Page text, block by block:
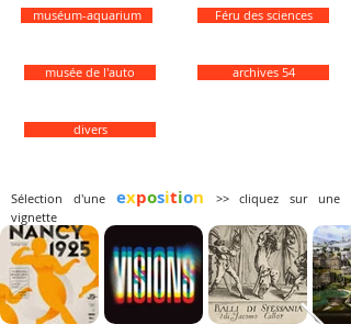
muséum-aquarium
musée de l'auto
Féru des sciences
archives 54
divers
Sélection d'une exposition
>> cliquez sur une
vignette